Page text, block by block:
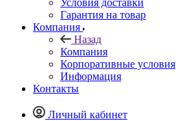
Условия доставки
Гарантия на товар
Компания
Назад
Компания
Корпоративные условия
Информация
Контакты
Личный кабинет